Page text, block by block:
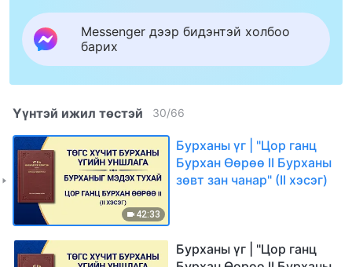
Messenger дээр бидэнтэй холбоо
барих
Үүнтэй ижил төстэй 30/66
42:33
Бурханы үг | "Цор ганц
Бурхан Өөрөө II Бурханы
зөвт зан чанар" (II хэсэг)
Бурханы үг | "Цор ганц